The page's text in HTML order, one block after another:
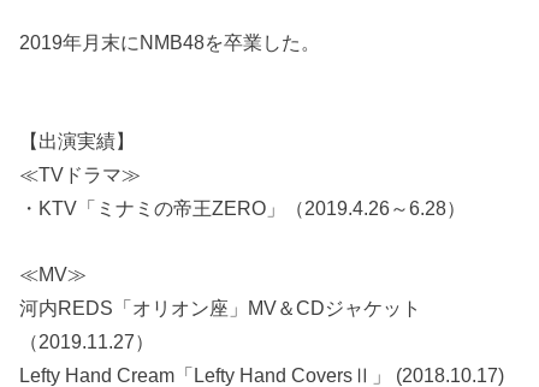
2019年月末にNMB48を卒業した。
【出演実績】
≪TVドラマ≫
・KTV「ミナミの帝王ZERO」（2019.4.26～6.28）
≪MV≫
河内REDS「オリオン座」MV＆CDジャケット
（2019.11.27）
Lefty Hand Cream「Lefty Hand CoversⅡ」 (2018.10.17)